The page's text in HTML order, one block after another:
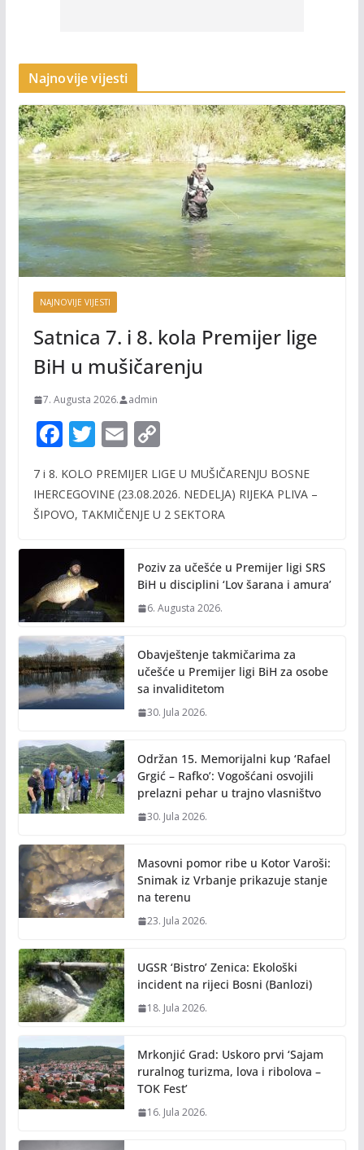
Najnovije vijesti
NAJNOVIJE VIJESTI
Satnica 7. i 8. kola Premijer lige
BiH u mušičarenju
7. Augusta 2026. admin
F
e
b
o
k
T
itt
er
E
ai
l
C
p
y
n
k
7 i 8. KOLO PREMIJER LIGE U MUŠIČARENJU BOSNE
IHERCEGOVINE (23.08.2026. NEDELJA) RIJEKA PLIVA –
ŠIPOVO, TAKMIČENJE U 2 SEKTORA
Poziv za učešće u Premijer ligi SRS
BiH u disciplini ‘Lov šarana i amura’
6. Augusta 2026.
Obavještenje takmičarima za
učešće u Premijer ligi BiH za osobe
sa invaliditetom
30. Jula 2026.
Održan 15. Memorijalni kup ‘Rafael
Grgić – Rafko’: Vogošćani osvojili
prelazni pehar u trajno vlasništvo
30. Jula 2026.
Masovni pomor ribe u Kotor Varoši:
Snimak iz Vrbanje prikazuje stanje
na terenu
23. Jula 2026.
UGSR ‘Bistro’ Zenica: Ekološki
incident na rijeci Bosni (Banlozi)
18. Jula 2026.
Mrkonjić Grad: Uskoro prvi ‘Sajam
ruralnog turizma, lova i ribolova –
TOK Fest’
16. Jula 2026.